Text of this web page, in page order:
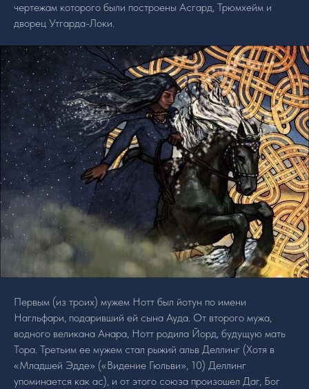
чертежам которого были построены Асгард, Трюмхейм и
дворец Утгарда-Локи.
Первым (из троих) мужем Нотт был йотун по имени
Нагльфари, подаривший ей сына Ауда. От второго мужа,
водного великана Анара, Нотт родила Йорд, будущую мать
Тора. Третьим ее мужем стал рыжий альв Деллинг (Хотя в
«Младшей Эдде» («Видение Гюльви», 10) Деллинг
упоминается как ас), и от этого союза произошел Даг, Бог